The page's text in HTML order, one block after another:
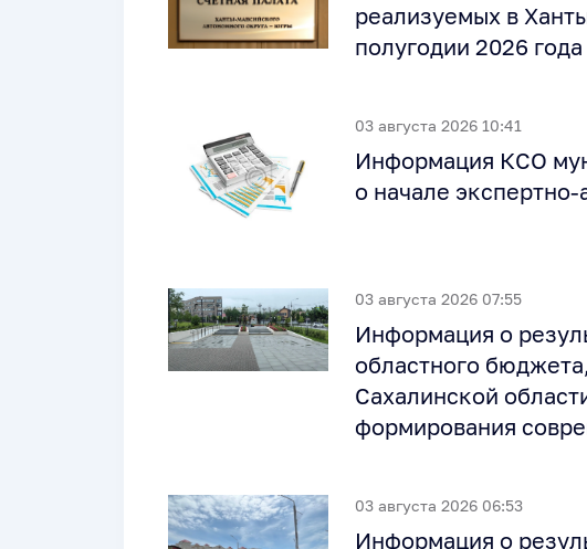
реализуемых в
полугодии 2026 года
03 августа 2026 10:41
Информация КСО
о начале
03 августа 2026 07:55
Информация о
областного
Сахалинской
формирования
03 августа 2026 06:53
Информация о